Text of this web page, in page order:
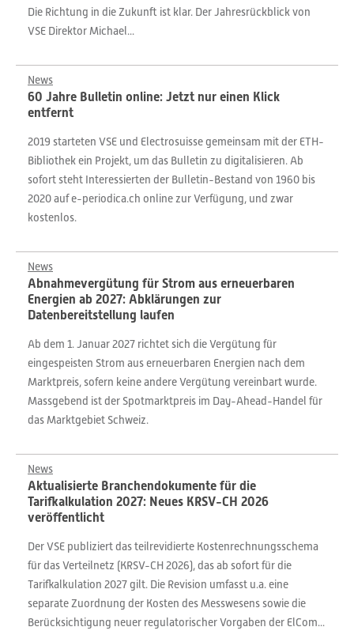
Die Richtung in die Zukunft ist klar. Der Jahresrückblick von
VSE Direktor Michael...
News
60 Jahre Bulletin online: Jetzt nur einen Klick
entfernt
2019 starteten VSE und Electrosuisse gemeinsam mit der ETH-
Bibliothek ein Projekt, um das Bulletin zu digitalisieren. Ab
sofort steht Interessierten der Bulletin-Bestand von 1960 bis
2020 auf e-periodica.ch online zur Verfügung, und zwar
kostenlos.
News
Abnahmevergütung für Strom aus erneuerbaren
Energien ab 2027: Abklärungen zur
Datenbereitstellung laufen
Ab dem 1. Januar 2027 richtet sich die Vergütung für
eingespeisten Strom aus erneuerbaren Energien nach dem
Marktpreis, sofern keine andere Vergütung vereinbart wurde.
Massgebend ist der Spotmarktpreis im Day-Ahead-Handel für
das Marktgebiet Schweiz.
News
Aktualisierte Branchendokumente für die
Tarifkalkulation 2027: Neues KRSV-CH 2026
veröffentlicht
Der VSE publiziert das teilrevidierte Kostenrechnungsschema
für das Verteilnetz (KRSV-CH 2026), das ab sofort für die
Tarifkalkulation 2027 gilt. Die Revision umfasst u.a. eine
separate Zuordnung der Kosten des Messwesens sowie die
Berücksichtigung neuer regulatorischer Vorgaben der ElCom...